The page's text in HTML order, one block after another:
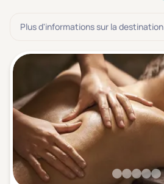
Note de nos clients
D'après notre partenaire Avis-Vérifiés
Parfait: 4.5+
Excellent: 4+
Très bien: 3.5+
Envie de
Bord de mer
Plus d'informations sur la destination